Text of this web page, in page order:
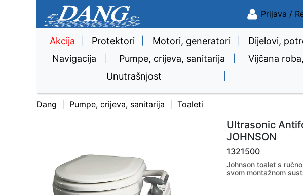
Prijava /
Akcija Protektori Motori, generatori Dijelovi,
Navigacija Pumpe, crijeva, sanitarija Vijčana
Unutrašnjost
Dang Pumpe, crijeva, sanitarija Toaleti
Ultrasonic
JOHNSON
1321500
Johnson toalet s
svom montažnom